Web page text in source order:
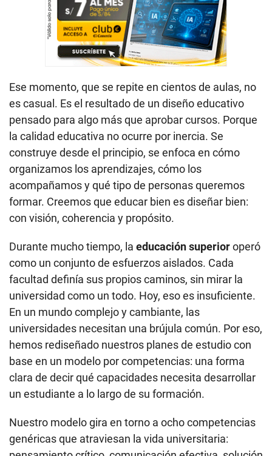
Ese momento, que se repite en cientos de aulas, no
es casual. Es el resultado de un diseño educativo
pensado para algo más que aprobar cursos. Porque
la calidad educativa no ocurre por inercia. Se
construye desde el principio, se enfoca en cómo
organizamos los aprendizajes, cómo los
acompañamos y qué tipo de personas queremos
formar. Creemos que educar bien es diseñar bien:
con visión, coherencia y propósito.
Durante mucho tiempo, la educación superioroperó
como un conjunto de esfuerzos aislados. Cada
facultad definía sus propios caminos, sin mirar la
universidad como un todo. Hoy, eso es insuficiente.
En un mundo complejo y cambiante, las
universidades necesitan una brújula común. Por eso,
hemos rediseñado nuestros planes de estudio con
base en un modelo por competencias: una forma
clara de decir qué capacidades necesita desarrollar
un estudiante a lo largo de su formación.
Nuestro modelo gira en torno a ocho competencias
genéricas que atraviesan la vida universitaria: